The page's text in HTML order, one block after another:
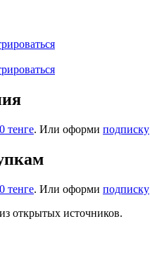
тенге. Или оформи подписку
тенге. Или оформи подписку
открытых источников.